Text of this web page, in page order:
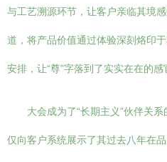
与工艺溯源环节，让客户亲临其境
道，将产品价值通过体验深刻烙印
安排，让“尊”字落到了实实在在的感
大会成为了“长期主义”伙伴关
仅向客户系统展示了其过去八年在